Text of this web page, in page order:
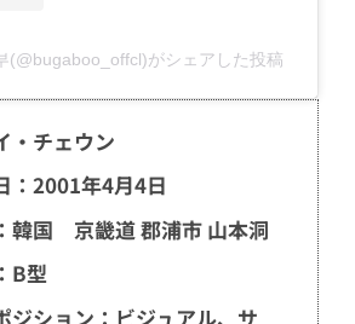
(@bugaboo_offcl)がシェアした投稿
・チェウン
：2001年4月4日
韓国 京畿道 郡浦市 山本洞
B型
ジション：ビジュアル、サ